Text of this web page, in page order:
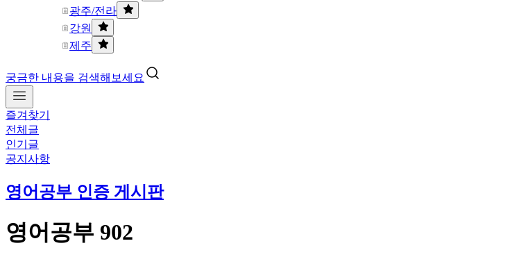
광주/전라
강원
제주
궁금한 내용을 검색해보세요
즐겨찾기
전체글
인기글
공지사항
영어공부 인증 게시판
영어공부 902